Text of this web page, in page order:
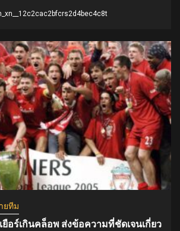
ยทีม
ยือร์เกินคล็อพ ส่งข้อความที่ชัดเจนเกี่ยว